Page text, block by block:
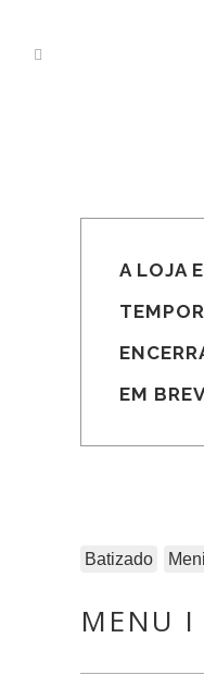
A LOJA
EM
Batizado
MENU